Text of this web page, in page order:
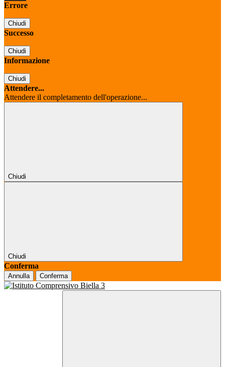
Errore
Chiudi
Successo
Chiudi
Informazione
Chiudi
Attendere...
Attendere il completamento dell'operazione...
Chiudi
Chiudi
Conferma
Annulla Conferma